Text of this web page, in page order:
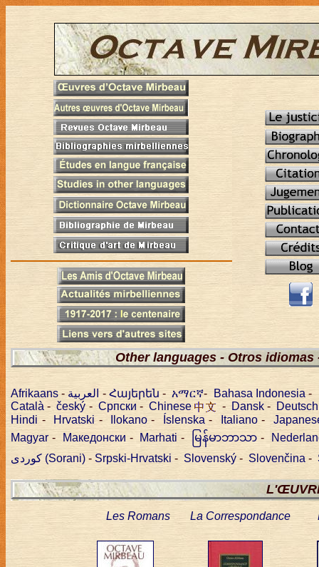
Other languages - Otros
Afrikaans - العربية - Հայերեն -አማርኛ- Bahasa Indonesia -
Català -český - Српски -Chinese -Dansk- Deutsch
Hindi - Hrvatski - Ilokano- Íslenska - Italiano-
Magyar- Македонски - Marhati - မြန်မာဘာသာ -
کوردی (Sorani) - Srpski-Hrvatski - Slovenský - Slovenčina -
Les Romans La Correspondance